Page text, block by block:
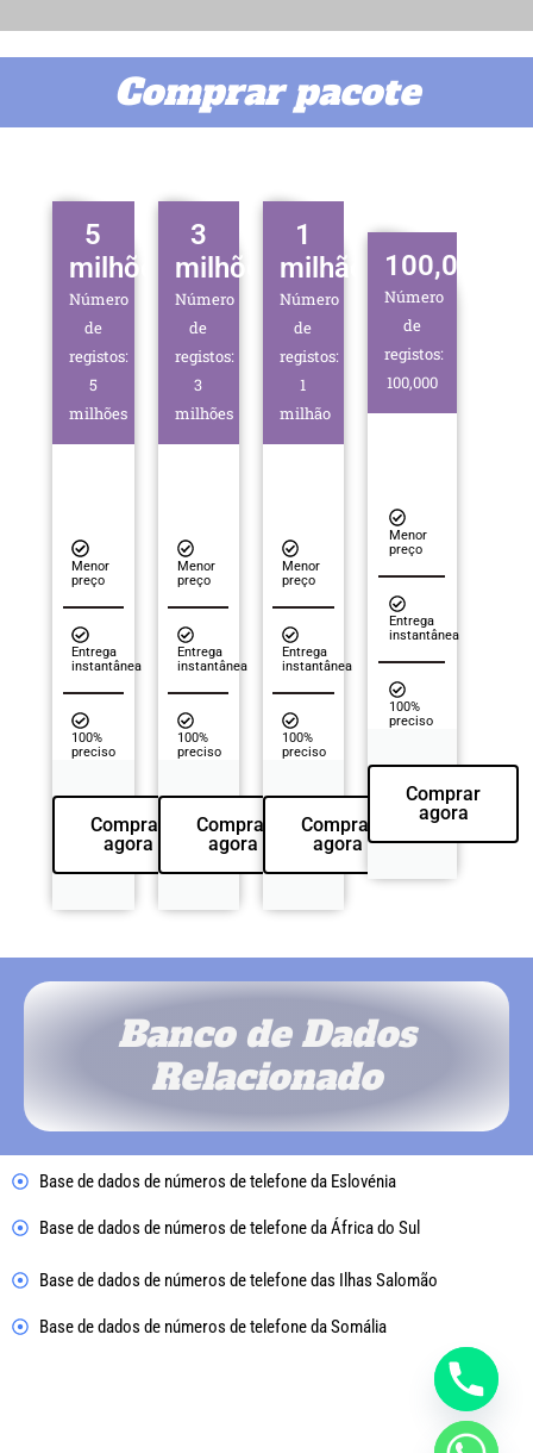
Comprar pacote
5
milhões
Número
de
registos:
5
milhões
Menor
preço
Entrega
instantânea
100%
preciso
Comprar
agora
3
milhões
Número
de
registos:
3
milhões
Menor
preço
Entrega
instantânea
100%
preciso
Comprar
agora
1
milhão
Número
de
registos:
1
milhão
Menor
preço
Entrega
instantânea
100%
preciso
Comprar
agora
100,000
Número
de
registos:
100,000
Menor
preço
Entrega
instantânea
100%
preciso
Comprar
agora
Banco de Dados
Relacionado
Base de dados de números de telefone da Eslovénia
Base de dados de números de telefone da África do Sul
Base de dados de números de telefone das Ilhas Salomão
Base de dados de números de telefone da Somália